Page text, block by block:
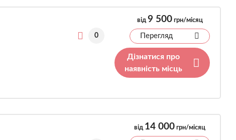
0
від 9 500грн/місяц
Перегляд
Дізнатися про
наявність місць
від 14 000 грн/місяц